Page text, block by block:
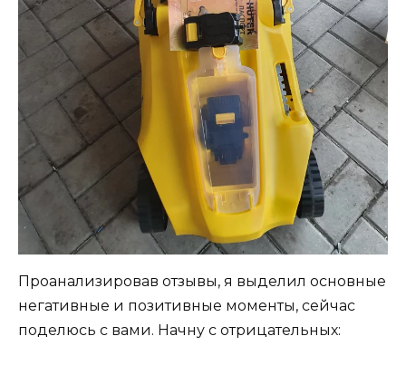
Проанализировав отзывы, я выделил основные
негативные и позитивные моменты, сейчас
поделюсь с вами. Начну с отрицательных: